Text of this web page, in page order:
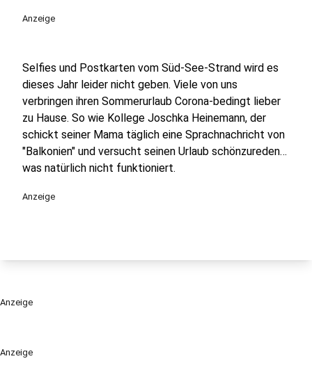
Anzeige
Anzeige
Selfies und Postkarten vom Süd-See-Strand wird es
dieses Jahr leider nicht geben. Viele von uns
verbringen ihren Sommerurlaub Corona-bedingt lieber
zu Hause. So wie Kollege Joschka Heinemann, der
schickt seiner Mama täglich eine Sprachnachricht von
"Balkonien" und versucht seinen Urlaub schönzureden…
was natürlich nicht funktioniert.
Anzeige
Anzeige